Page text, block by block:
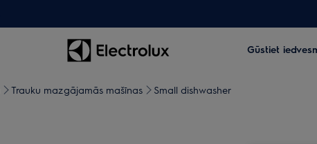
Gūstiet
Trauku mazgājamās mašīnas Small dishwasher